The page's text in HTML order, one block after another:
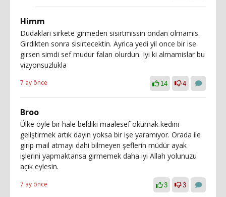
Himm
Dudaklari sirkete girmeden sisirtmissin ondan olmamis.
Girdikten sonra sisirtecektin. Ayrica yedi yil once bir ise
girsen simdi sef mudur falan olurdun. Iyi ki almamislar bu
vizyonsuzlukla
7 ay önce 14 4
Broo
Ülke öyle bir hale beldiki maalesef okumak kedini
geliştirmek artık dayın yoksa bir işe yaramıyor. Orada ile
girip mail atmayı dahi bilmeyen şeflerin müdür ayak
işlerini yapmaktansa girmemek daha iyi Allah yolunuzu
açık eylesin.
7 ay önce 3 3